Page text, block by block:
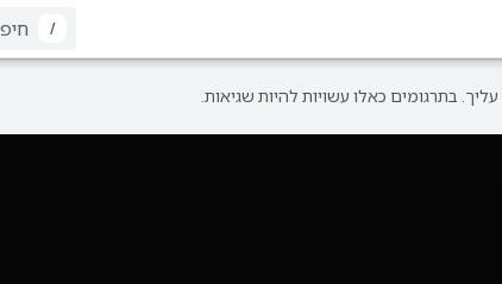
/